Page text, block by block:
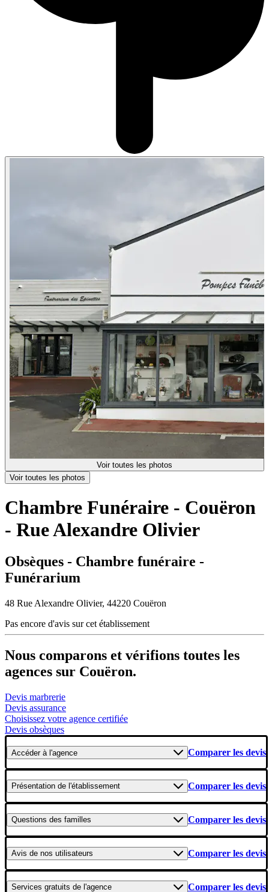
Voir toutes les photos
Voir toutes les photos
Chambre Funéraire - Couëron
- Rue Alexandre Olivier
Obsèques - Chambre funéraire -
Funérarium
48 Rue Alexandre Olivier, 44220 Couëron
Pas encore d'avis sur cet établissement
Nous comparons et vérifions toutes les
agences sur Couëron.
Devis marbrerie
Devis assurance
Choisissez votre agence certifiée
Devis obsèques
Accéderà l'agence Comparer les devis
Présentation de l'établissement Comparer les devis
Questions des familles Comparer les devis
Avis de nos utilisateurs Comparer les devis
Services gratuits de l'agence Comparer les devis